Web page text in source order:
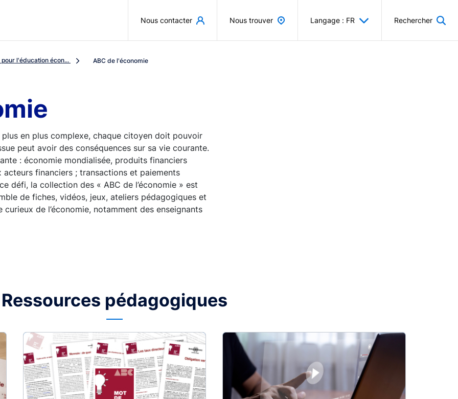
Nous contacter Nous trouver Langage : FR Rechercher
l'éducation écon... ABC de l'économie
en plus complexe, chaque citoyen doit pouvoir
peut avoir des conséquences sur sa vie courante.
: économie mondialisée, produits financiers
financiers ; transactions et paiements
défi, la collection des « ABC de l’économie » est
de fiches, vidéos, jeux, ateliers pédagogiques et
de l’économie, notamment des enseignants
Ressources pédagogiques